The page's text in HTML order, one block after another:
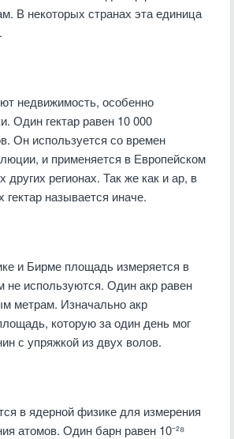
В некоторых странах эта единица
недвижимость, особенно
Один гектар равен 10 000
Он используется со времен
и применяется в Европейском
регионах. Так же как и ар, в
гектар называется иначе.
и Бирме площадь измеряется в
не используются. Один акр равен
метрам. Изначально акр
которую за один день мог
с упряжкой из двух волов.
в ядерной физике для измерения
атомов. Один барн равен 10⁻²⁸